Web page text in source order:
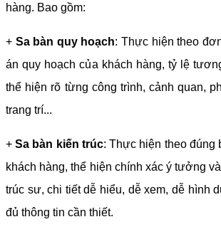
hàng. Bao gồm:
+ Sa bàn quy hoạch: Thực hiện theo
án quy hoạch của khách hàng, tỷ lệ
thể hiện rõ từng công trình, cảnh quan,
trang trí...
+Sa bàn kiến trúc: Thực hiện theo đúng
khách hàng, thể hiện chính xác ý tưởng
trúc sư, chi tiết dễ hiểu, dễ xem, dễ hình
đủ thông tin cần thiết.